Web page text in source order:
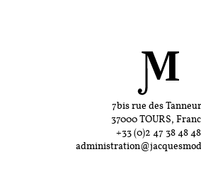
7bis rue des
37000 TOURS,
+33 (0)2 47 38 48 48